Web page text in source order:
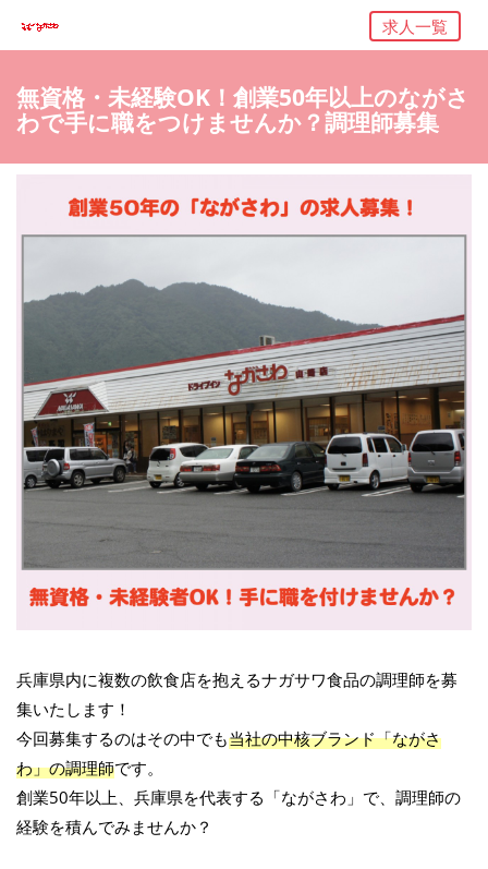
求人一覧
無資格・未経験OK！創業50年以上のながさ
わで手に職をつけませんか？調理師募集
兵庫県内に複数の飲食店を抱えるナガサワ食品の調理師を募
集いたします！
今回募集するのはその中でも当社の中核ブランド「ながさ
わ」の調理師です。
創業50年以上、兵庫県を代表する「ながさわ」で、調理師の
経験を積んでみませんか？